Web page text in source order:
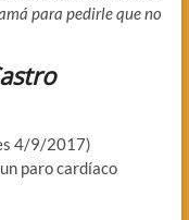
para pedirle que no
4/9/2017)
paro cardíaco